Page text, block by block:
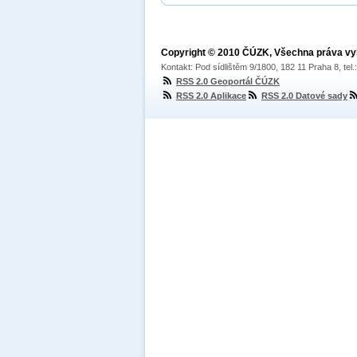
Copyright © 2010 ČÚZK, Všechna práva
Kontakt: Pod sídlištěm 9/1800, 182 11 Praha 8,
RSS 2.0 Geoportál ČÚZK
RSS 2.0 Aplikace
RSS 2.0 Datové sady